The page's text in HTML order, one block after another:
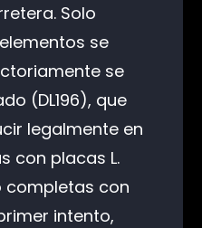
Solo
se
se
(DL196), que
legalmente en
con placas L.
completas con
intento,